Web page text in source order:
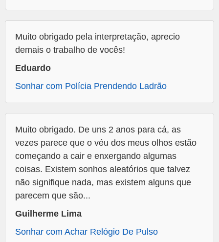
Muito obrigado pela interpretação, aprecio
demais o trabalho de vocês!
Eduardo
Sonhar com Polícia Prendendo Ladrão
Muito obrigado. De uns 2 anos para cá, as
vezes parece que o véu dos meus olhos estão
começando a cair e enxergando algumas
coisas. Existem sonhos aleatórios que talvez
não signifique nada, mas existem alguns que
parecem que são...
Guilherme Lima
Sonhar com Achar Relógio De Pulso